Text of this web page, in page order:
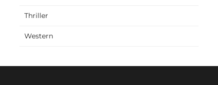
Thriller
Western